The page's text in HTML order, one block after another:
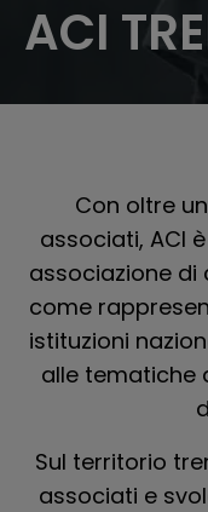
ACI
Con oltre
associati, ACI
associazione di
come
istituzioni
alle tematiche
Sul territorio
associati e